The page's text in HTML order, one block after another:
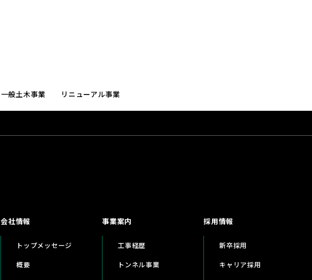
一般土木事業 リニューアル事業
会社情報
トップメッセージ
概要
事業案内
工事経歴
トンネル事業
採用情報
新卒採用
キャリア採用